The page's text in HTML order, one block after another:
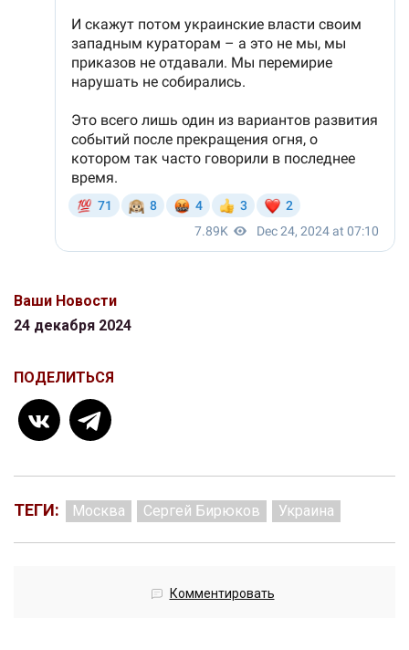
Ваши Новости
24 декабря 2024
ПОДЕЛИТЬСЯ
ТЕГИ: Москва Сергей Бирюков Украина
Комментировать